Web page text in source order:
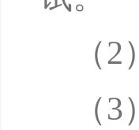
（2）
（3）